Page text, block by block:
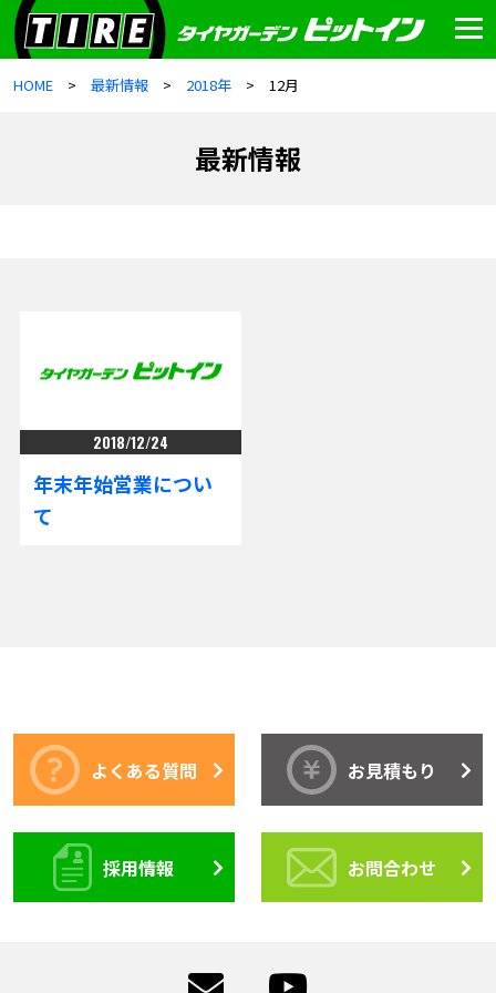
HOME 最新情報 2018年 12月
最新情報
2018/12/24
年末年始営業につい
て
よくある質問 お見積もり
採用情報 お問合わせ